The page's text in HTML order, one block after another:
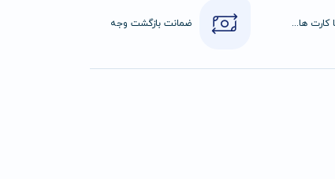
پرداخت با کارت های عضو شتاب ضمانت بازگشت وجه